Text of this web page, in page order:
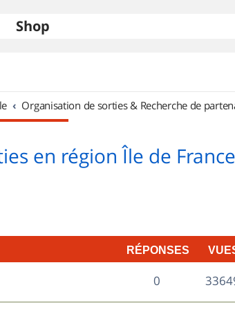
Shop
Organisation de sorties & Recherche de
en région Île de France
RÉPONSES
0R
é